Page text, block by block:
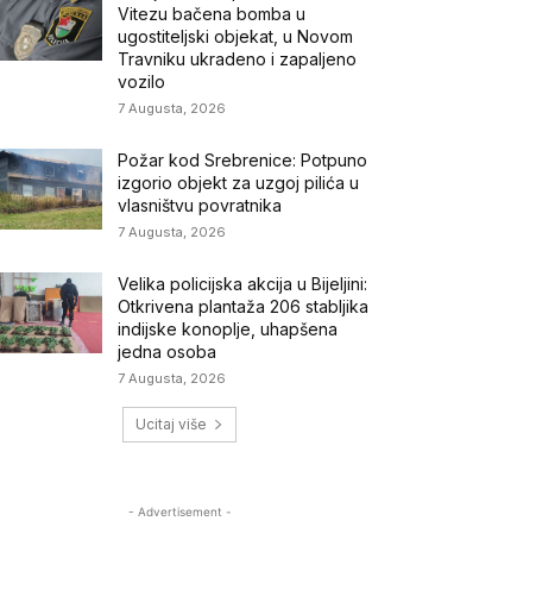
Vitezu bačena bomba u
ugostiteljski objekat, u Novom
Travniku ukradeno i zapaljeno
vozilo
7 Augusta, 2026
Požar kod Srebrenice: Potpuno
izgorio objekt za uzgoj pilića u
vlasništvu povratnika
7 Augusta, 2026
Velika policijska akcija u Bijeljini:
Otkrivena plantaža 206 stabljika
indijske konoplje, uhapšena
jedna osoba
7 Augusta, 2026
Ucitaj više
- Advertisement -